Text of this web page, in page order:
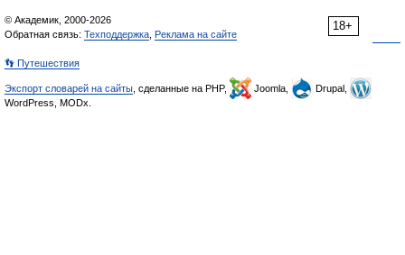
18+
© Академик, 2000-2026
Обратная связь: Техподдержка Реклама на сайте
👣 Путешествия
Экспорт словарей на сайты , сделанные на PHP, Joomla,
Drupal,
WordPress, MODx.